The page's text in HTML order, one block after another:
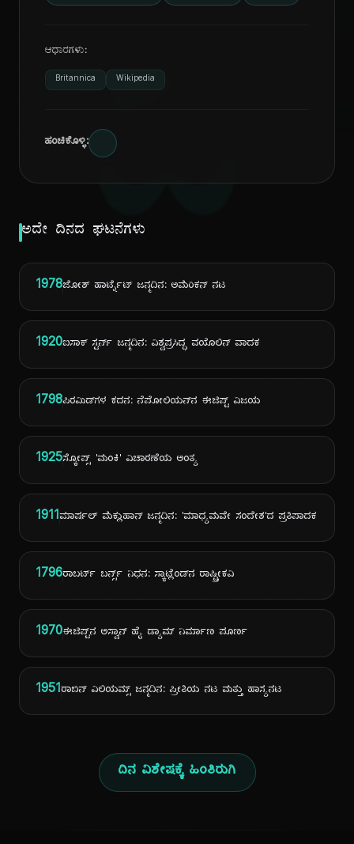
ದಿ
ಆಧಾರಗಳು:
Britannica Wikipedia
ಹಂಚಿಕೊಳ್ಳಿ:
ಅದೇ ದಿನದ ಘಟನೆಗಳು
1978ಜೋಶ್ ಹಾರ್ಟ್ನೆಟ್ ಜನ್ಮದಿನ: ಅಮೆರಿಕನ್ ನಟ
1920ಐಸಾಕ್ ಸ್ಟರ್ನ್ ಜನ್ಮದಿನ: ವಿಶ್ವಪ್ರಸಿದ್ಧ ವಯೊಲಿನ್ ವಾದಕ
1798ಪಿರಮಿಡ್‌ಗಳ ಕದನ: ನೆಪೋಲಿಯನ್‌ನ ಈಜಿಪ್ಟ್ ವಿಜಯ
1925ಸ್ಕೋಪ್ಸ್ 'ಮಂಕಿ' ವಿಚಾರಣೆಯ ಅಂತ್ಯ
1911ಮಾರ್ಷಲ್ ಮೆಕ್ಲುಹಾನ್ ಜನ್ಮದಿನ: 'ಮಾಧ್ಯಮವೇ ಸಂದೇಶ'ದ ಪ್ರತಿಪಾದಕ
1796ರಾಬರ್ಟ್ ಬರ್ನ್ಸ್ ನಿಧನ: ಸ್ಕಾಟ್ಲೆಂಡ್‌ನ ರಾಷ್ಟ್ರೀಕವಿ
1970ಈಜಿಪ್ಟ್‌ನ ಅಸ್ವಾನ್ ಹೈ ಡ್ಯಾಮ್ ನಿರ್ಮಾಣ ಪೂರ್ಣ
1951ರಾಬಿನ್ ವಿಲಿಯಮ್ಸ್ ಜನ್ಮದಿನ: ಪ್ರೀತಿಯ ನಟ ಮತ್ತು ಹಾಸ್ಯನಟ
ದಿನ ವಿಶೇಷಕ್ಕೆ ಹಿಂತಿರುಗಿ